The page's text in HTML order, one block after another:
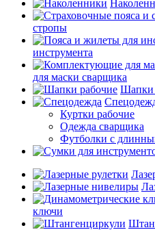
стропы
инструмента
для маски сварщика
Шапки
Куртки рабочие
Одежда сварщика
Футболки с
ключи